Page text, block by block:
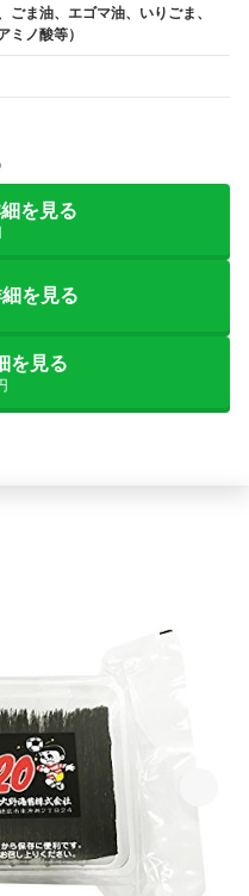
ごま油、エゴマ油、いりごま、
ミノ酸等）
を見る
を見る
を見る